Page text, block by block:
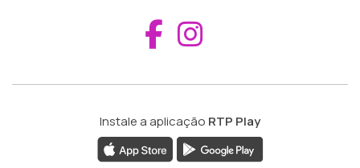
Aceder ao
Instale a aplicação RTP Play